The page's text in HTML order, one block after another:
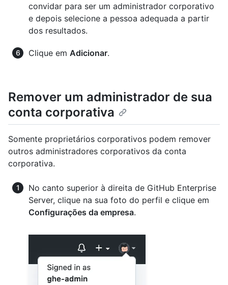
convidar para ser um administrador corporativo
e depois selecione a pessoa adequada a partir
dos resultados.
Clique em Adicionar.
Remover um administrador de sua
conta corporativa
Somente proprietários corporativos podem remover
outros administradores corporativos da conta
corporativa.
No canto superior à direita de GitHub Enterprise
Server, clique na sua foto do perfil e clique em
Configurações da empresa.